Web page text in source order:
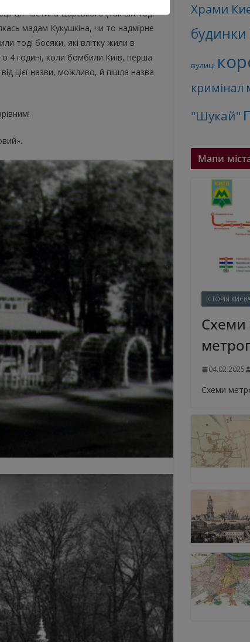
ця частина Царського (так він тоді
мадам Кукушкіна, чи то надмірне
тоді босяки, які влітку жили в
о 4 годині, коли бомбили Київ, перша
цієї назви, можливо, й пішла назва
Храми
будинки
вулиці
кримінал
"Шукай"
Мапи
ІСТОРІЯ КИЄВА
Схеми
04.02.2025
Схеми